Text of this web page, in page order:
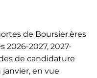
de Boursier.ères
2026-2027, 2027-
de candidature
en vue